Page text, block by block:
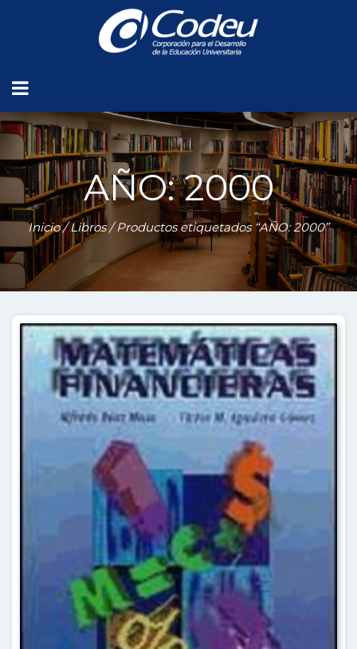
AÑO: 2000
Inicio/Libros/ Productos etiquetados “AÑO: 2000”